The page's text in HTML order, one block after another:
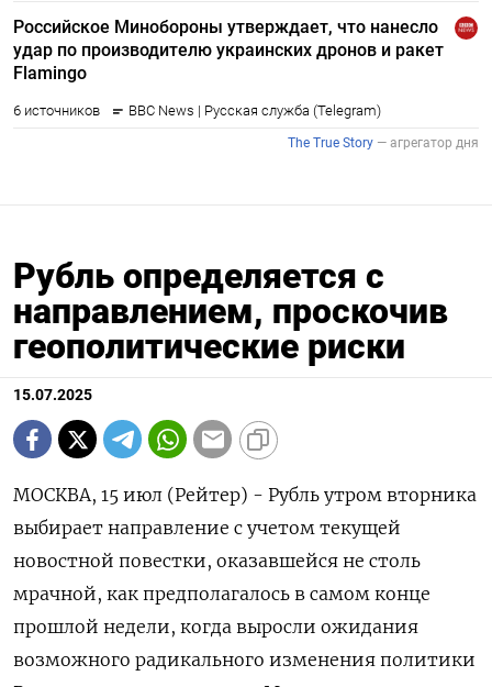
Рубль определяется с
направлением, проскочив
геополитические риски
15.07.2025
МОСКВА, 15 июл (Рейтер) - Рубль утром вторника
выбирает направление с учетом текущей
новостной повестки, оказавшейся не столь
мрачной, как предполагалось в самом конце
прошлой недели, когда выросли ожидания
возможного радикального изменения политики